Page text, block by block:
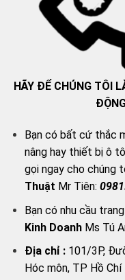
HÃY ĐỂ CHÚNG TÔI
Bạn có bất cứ thắc
nâng hay thiết bị ô
gọi ngay cho chúng
Thuật Mr Tiên:
Bạn có nhu cầu
Kinh DoanhMs Tú
Địa chỉ :101/3P,
Hóc môn, TP Hồ Chí